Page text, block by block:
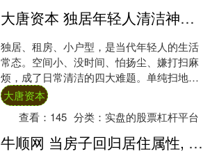
大唐资本 独居年轻人清洁神器, 自集尘吸尘器为什么受欢迎
独居、租房、小户型，是当代年轻人的生活
常态。空间小、没时间、怕扬尘、嫌打扫麻
烦，成了日常清洁的四大难题。单纯扫地、
拖地无法清理深层积毛与细微粉尘，普通吸
尘器缠毛....
大唐资本
查看： 145 分类： 实盘的股票杠杆平台
牛顺网 当房子回归居住属性, 一套“好房子”看着六个标准就够了